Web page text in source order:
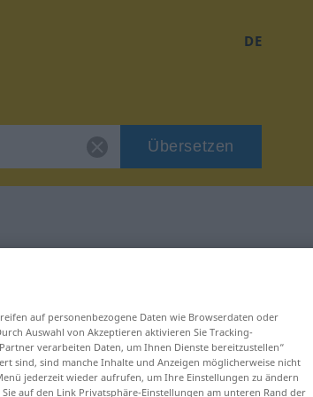
DE
Übersetzen
auf personenbezogene Daten wie Browserdaten oder
Auswahl von Akzeptieren aktivieren Sie Tracking-
verarbeiten Daten, um Ihnen Dienste bereitzustellen“
sind, sind manche Inhalte und Anzeigen möglicherweise nicht
jederzeit wieder aufrufen, um Ihre Einstellungen zu ändern
auf den Link Privatsphäre-Einstellungen am unteren Rand der